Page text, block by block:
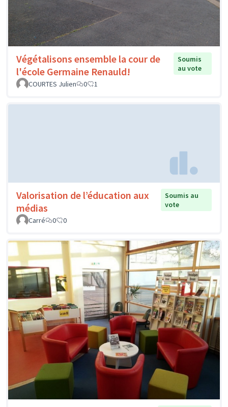
Végétalisons ensemble la cour de
l'école Germaine Renauld!
Soumis
au vote
COURTES Julien
0 1
Valorisation de l’éducation aux
médias
Soumis au
vote
Carré
0 0